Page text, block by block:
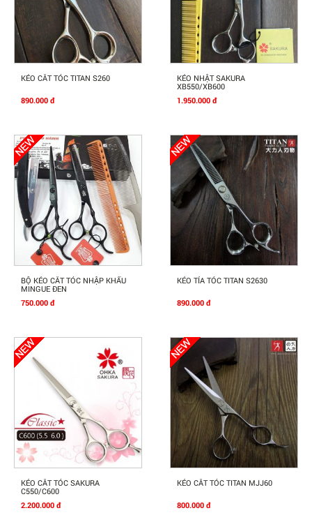
Mua Ngay
KÉO CẮT TÓC TITAN S260
890.000 đ
Mua Ngay
KÉO NHẬT SAKURA
XB550/XB600
1.950.000 đ
Mua Ngay
BỘ KÉO CẮT TÓC NHẬP KHẨU
MINGUE ĐEN
750.000 đ
Mua Ngay
KÉO TỈA TÓC TITAN S2630
890.000 đ
Mua Ngay
KÉO CẮT TÓC SAKURA
C550/C600
2.200.000 đ
Mua Ngay
KÉO CẮT TÓC TITAN MJJ60
800.000 đ